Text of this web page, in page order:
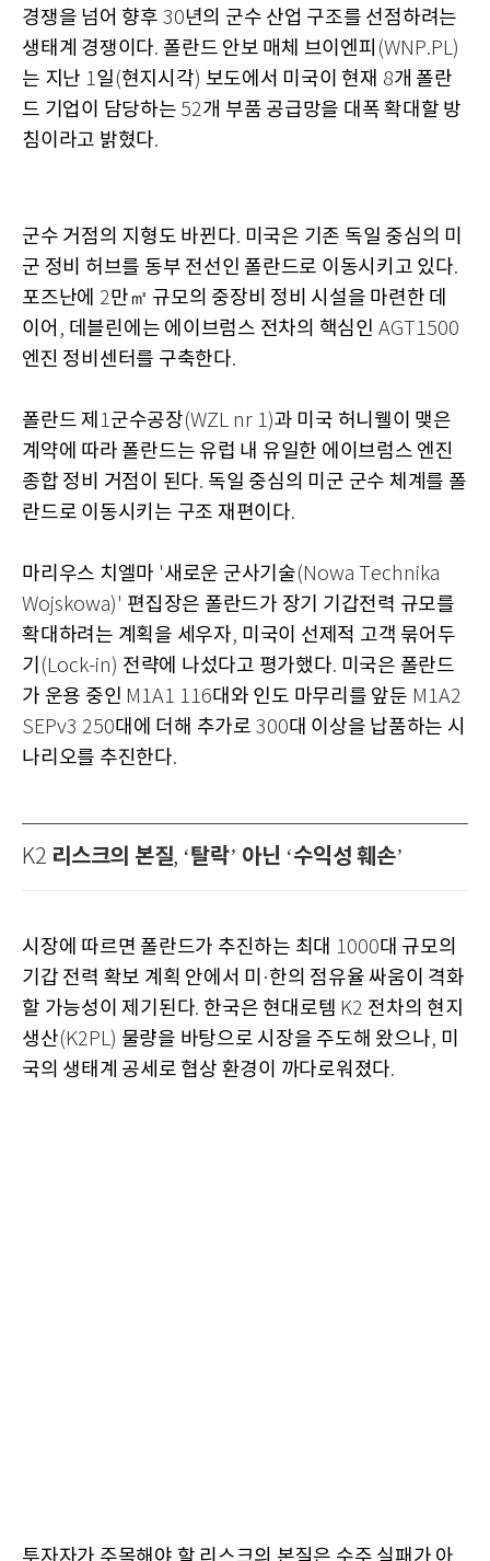
경쟁을 넘어 향후 30년의 군수 산업 구조를 선점하려는
생태계 경쟁이다. 폴란드 안보 매체 브이엔피 (WNP.PL)
는 지난 1일 (현지시각) 보도에서 미국이 현재 8개 폴란
드 기업이 담당하는 52개 부품 공급망을 대폭 확대할 방
침이라고 밝혔다.
군수 거점의 지형도 바뀐다. 미국은 기존 독일 중심의 미
군 정비 허브를 동부 전선인 폴란드로 이동시키고 있다.
포즈난에 2만㎡ 규모의 중장비 정비 시설을 마련한 데
이어 , 데블린에는 에이브럼스 전차의 핵심인 AGT1500
엔진 정비센터를 구축한다.
폴란드 제 1군수공장(WZL nr 1)과 미국 허니웰이 맺은
계약에 따라 폴란드는 유럽 내 유일한 에이브럼스 엔진
종합 정비 거점이 된다. 독일 중심의 미군 군수 체계를 폴
란드로 이동시키는 구조 재편이다.
마리우스 치엘마 '새로운 군사기술(Nowa Technika
Wojskowa)' 편집장은 폴란드가 장기 기갑전력 규모를
확대하려는 계획을 세우자, 미국이 선제적 고객 묶어두
기 (Lock-in) 전략에 나섰다고 평가했다. 미국은 폴란드
가 운용 중인 M1A1 116대와 인도 마무리를 앞둔 M1A2
SEPv3 250대에 더해 추가로 300대 이상을 납품하는 시
나리오를 추진한다.
K2 리스크의 본질, ‘탈락’ 아닌 ‘수익성 훼손’
시장에 따르면 폴란드가 추진하는 최대 1000대 규모의
기갑 전력 확보 계획 안에서 미 ·한의 점유율 싸움이 격화
할 가능성이 제기된다. 한국은 현대로템 K2 전차의 현지
생산(K2PL) 물량을 바탕으로 시장을 주도해 왔으나, 미
국의 생태계 공세로 협상 환경이 까다로워졌다.